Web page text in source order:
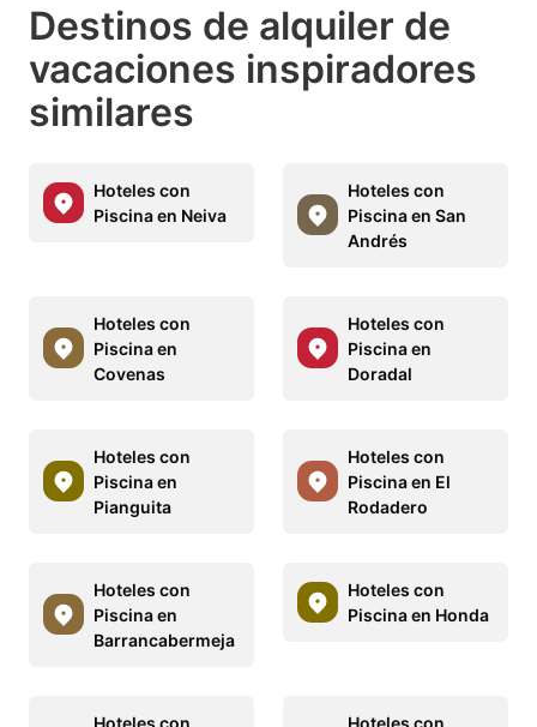
Destinos de alquiler de
vacaciones inspiradores
similares
Hoteles con
Piscina en Neiva
Hoteles con
Piscina en San
Andrés
Hoteles con
Piscina en
Covenas
Hoteles con
Piscina en
Doradal
Hoteles con
Piscina en
Pianguita
Hoteles con
Piscina en El
Rodadero
Hoteles con
Piscina en
Barrancabermeja
Hoteles con
Piscina en Honda
Hoteles con Hoteles con